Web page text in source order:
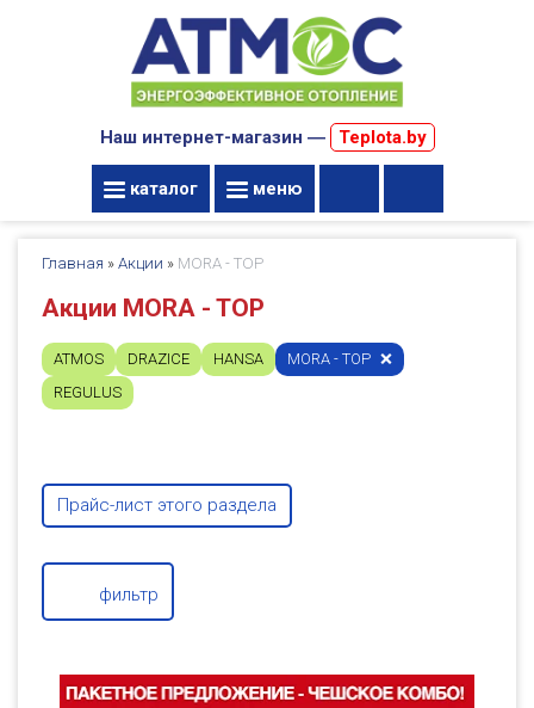
Наш интернет-магазин ― Teplota.by
каталог меню
Главная » Акции » MORA - TOP
Акции MORA - TOP
ATMOS DRAZICE HANSA
MORA - TOP
REGULUS
Прайс-лист этого раздела
фильтр